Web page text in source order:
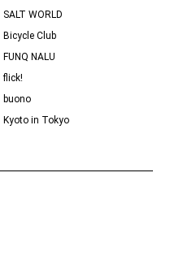
SALT WORLD
Bicycle Club
FUNQ NALU
flick!
buono
Kyoto in Tokyo